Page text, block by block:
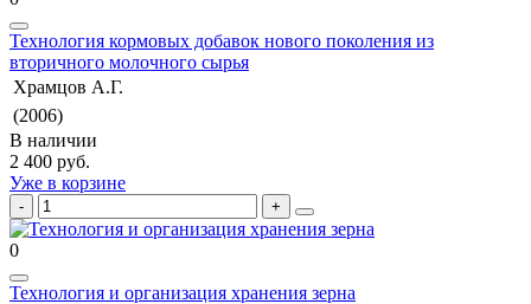
Технология кормовых добавок нового поколения из
вторичного молочного сырья
Храмцов А.Г.
(2006)
В наличии
2 400 руб.
Уже в корзине
0
Технология и организация хранения зерна